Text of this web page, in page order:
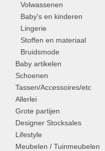
Volwassenen
Baby's en kinderen
Lingerie
Stoffen en materiaal
Bruidsmode
Baby artikelen
Schoenen
Tassen/Accessoires/etc
Allerlei
Grote partijen
Designer Stocksales
Lifestyle
Meubelen / Tuinmeubelen